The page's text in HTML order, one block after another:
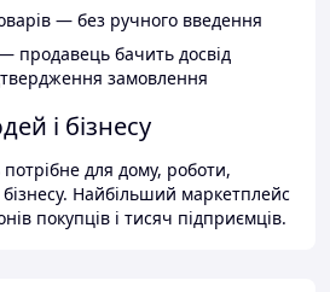
— без ручного введення
продавець бачить досвід
замовлення
і бізнесу
для дому, роботи,
бізнесу. Найбільший маркетплейс
покупців і тисяч підприємців.